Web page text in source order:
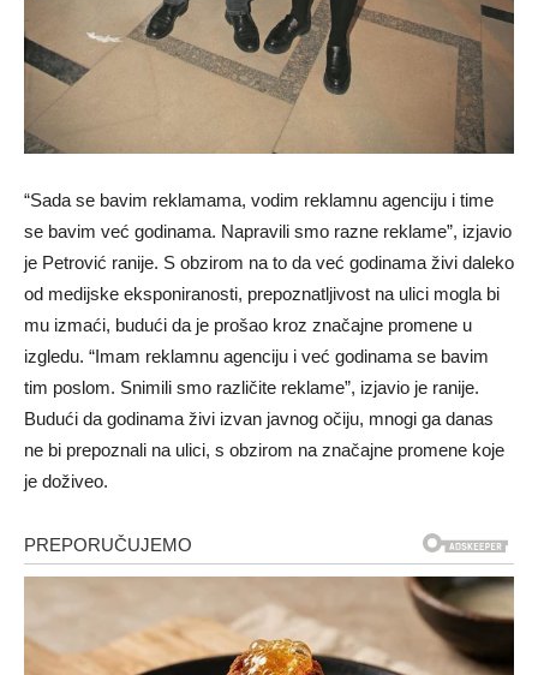
“Sada se bavim reklamama, vodim reklamnu agenciju i time
se bavim već godinama. Napravili smo razne reklame”, izjavio
je Petrović ranije. S obzirom na to da već godinama živi daleko
od medijske eksponiranosti, prepoznatljivost na ulici mogla bi
mu izmaći, budući da je prošao kroz značajne promene u
izgledu. “Imam reklamnu agenciju i već godinama se bavim
tim poslom. Snimili smo različite reklame”, izjavio je ranije.
Budući da godinama živi izvan javnog očiju, mnogi ga danas
ne bi prepoznali na ulici, s obzirom na značajne promene koje
je doživeo.